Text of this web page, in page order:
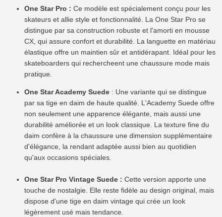
One Star Pro : Ce modèle est spécialement conçu pour les
skateurs et allie style et fonctionnalité. La One Star Pro se
distingue par sa construction robuste et l'amorti en mousse
CX, qui assure confort et durabilité. La languette en matériau
élastique offre un maintien sûr et antidérapant. Idéal pour les
skateboarders qui rechercheent une chaussure mode mais
pratique.
One Star Academy Suede: Une variante qui se distingue
par sa tige en daim de haute qualité. L'Academy Suede offre
non seulement une apparence élégante, mais aussi une
durabilité améliorée et un look classique. La texture fine du
daim confère à la chaussure une dimension supplémentaire
d'élégance, la rendant adaptée aussi bien au quotidien
qu'aux occasions spéciales.
One Star Pro Vintage Suede : Cette version apporte une
touche de nostalgie. Elle reste fidèle au design original, mais
dispose d'une tige en daim vintage qui crée un look
légèrement usé mais tendance.